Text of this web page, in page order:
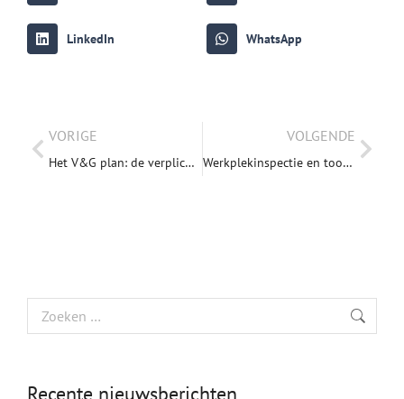
LinkedIn WhatsApp
VORIGE
Het V&G plan: de verplichtingen van de coördinator en werkgever
VOLGENDE
Werkplekinspectie en toolboxmeetings
Recente nieuwsberichten